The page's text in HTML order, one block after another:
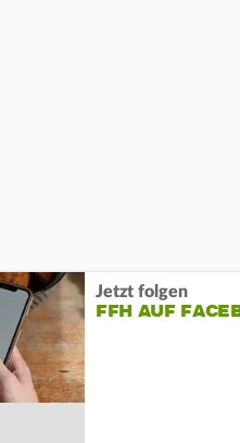
Jetzt folgen
FFH AUF